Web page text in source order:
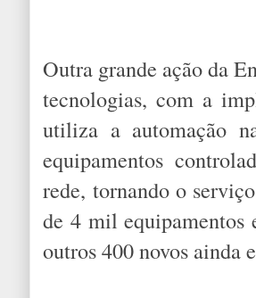
Outra grande ação da
tecnologias, com a
utiliza a automação
equipamentos
rede, tornando o
de 4 mil equipamentos
outros 400 novos ainda